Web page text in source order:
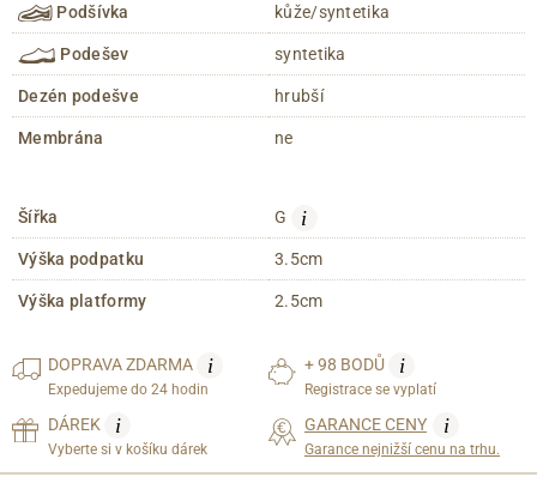
Podšívka kůže/syntetika
Podešev syntetika
Dezén podešve hrubší
Membrána ne
Šířka G i
Výška podpatku 3.5cm
Výška platformy 2.5cm
DOPRAVAZDARMA i
Expedujeme do 24 hodin
+ 98 BODŮ i
Registrace se vyplatí
DÁREK i
Vyberte si v košíku dárek
GARANCE CENY i
Garance nejnižší cenu na trhu.